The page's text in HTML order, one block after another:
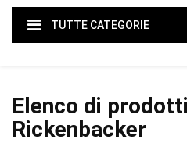
TUTTE CATEGORIE
Elenco di
Rickenbacker